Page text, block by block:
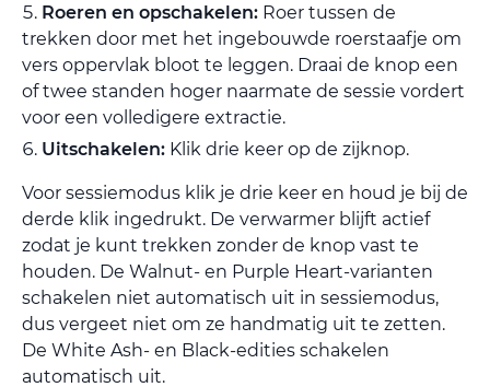
Roeren en opschakelen: Roer tussen de
trekken door met het ingebouwde roerstaafje om
vers oppervlak bloot te leggen. Draai de knop een
of twee standen hoger naarmate de sessie vordert
voor een volledigere extractie.
Uitschakelen: Klik drie keer op de zijknop.
Voor sessiemodus klik je drie keer en houd je bij de
derde klik ingedrukt. De verwarmer blijft actief
zodat je kunt trekken zonder de knop vast te
houden. De Walnut- en Purple Heart-varianten
schakelen niet automatisch uit in sessiemodus,
dus vergeet niet om ze handmatig uit te zetten.
De White Ash- en Black-edities schakelen
automatisch uit.